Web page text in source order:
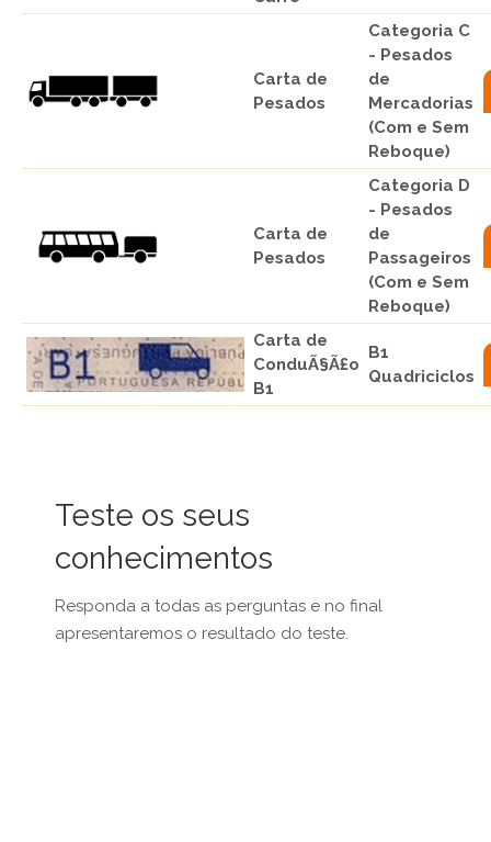
Carta de
Pesados
Categoria C
- Pesados
de
Mercadorias
(Com e Sem
Reboque)
Carta de
Pesados
Categoria D
- Pesados
de
Passageiros
(Com e Sem
Reboque)
Carta de
ConduÃ§Ã£o
B1
B1
Quadriciclos
Teste os seus
conhecimentos
Responda a todas as perguntas e no final
apresentaremos o resultado do teste.